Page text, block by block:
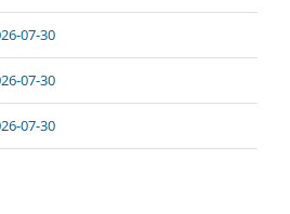
07-30
07-30
07-30